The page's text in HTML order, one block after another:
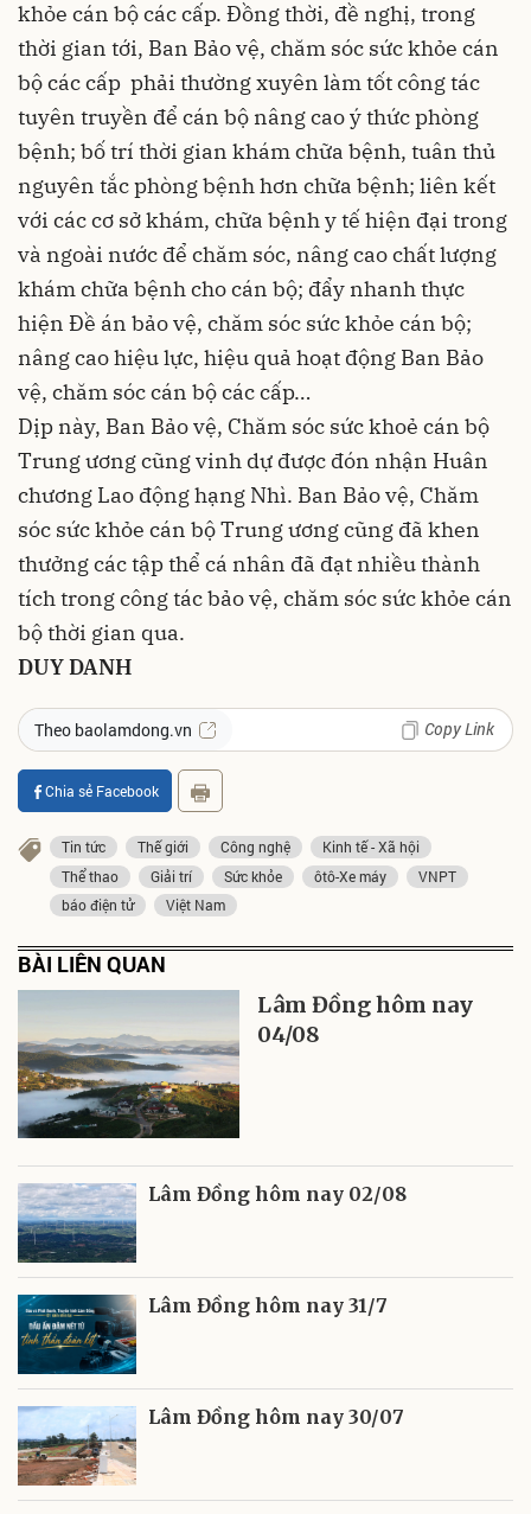
khỏe cán bộ các cấp. Đồng thời, đề nghị, trong
thời gian tới, Ban Bảo vệ, chăm sóc sức khỏe cán
bộ các cấp phải thường xuyên làm tốt công tác
tuyên truyền để cán bộ nâng cao ý thức phòng
bệnh; bố trí thời gian khám chữa bệnh, tuân thủ
nguyên tắc phòng bệnh hơn chữa bệnh; liên kết
với các cơ sở khám, chữa bệnh y tế hiện đại trong
và ngoài nước để chăm sóc, nâng cao chất lượng
khám chữa bệnh cho cán bộ; đẩy nhanh thực
hiện Đề án bảo vệ, chăm sóc sức khỏe cán bộ;
nâng cao hiệu lực, hiệu quả hoạt động Ban Bảo
vệ, chăm sóc cán bộ các cấp…
Dịp này, Ban Bảo vệ, Chăm sóc sức khoẻ cán bộ
Trung ương cũng vinh dự được đón nhận Huân
chương Lao động hạng Nhì. Ban Bảo vệ, Chăm
sóc sức khỏe cán bộ Trung ương cũng đã khen
thưởng các tập thể cá nhân đã đạt nhiều thành
tích trong công tác bảo vệ, chăm sóc sức khỏe cán
bộ thời gian qua.
DUY DANH
Theo baolamdong.vn Copy Link
Chia sẻ Facebook
Tin tức Thế giới Công nghệ
Kinh tế - Xã hội
Thể thao
Giải trí Sức khỏe ôtô-Xe máy
VNPT
báo điện tử
Việt Nam
BÀI LIÊN QUAN
Lâm Đồng hôm nay
04/08
Lâm Đồng hôm nay 02/08
Lâm Đồng hôm nay 31/7
Lâm Đồng hôm nay 30/07